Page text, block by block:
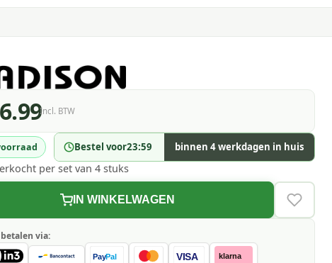
Incl. BTW
Bestel voor23:59 binnen 4 werkdagen in huis
per set van 4 stuks
IN WINKELWAGEN
via:
PayPal VISA klarna